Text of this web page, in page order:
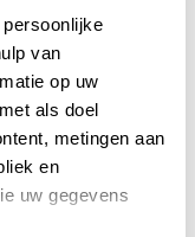
van
op uw
als doel
metingen aan
en
uw gegevens